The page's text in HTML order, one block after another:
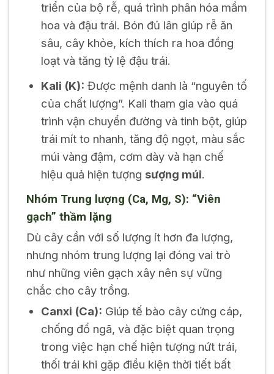
triển của bộ rễ, quá trình phân hóa mầm
hoa và đậu trái. Bón đủ lân giúp rễ ăn
sâu, cây khỏe, kích thích ra hoa đồng
loạt và tăng tỷ lệ đậu trái.
Kali (K): Được mệnh danh là “nguyên tố
của chất lượng”. Kali tham gia vào quá
trình vận chuyển đường và tinh bột, giúp
trái mít to nhanh, tăng độ ngọt, màu sắc
múi vàng đậm, cơm dày và hạn chế
hiệu quả hiện tượng sượng múi.
Nhóm Trung lượng (Ca, Mg, S): “Viên
gạch” thầm lặng
Dù cây cần với số lượng ít hơn đa lượng,
nhưng nhóm trung lượng lại đóng vai trò
như những viên gạch xây nên sự vững
chắc cho cây trồng.
Canxi (Ca): Giúp tế bào cây cứng cáp,
chống đổ ngã, và đặc biệt quan trọng
trong việc hạn chế hiện tượng nứt trái,
thối trái khi gặp điều kiện thời tiết bất